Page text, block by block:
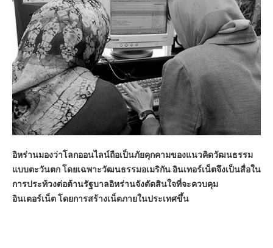
HOME
ซอฟต์แวร์
ข่าว
อบรม
DOWNLOAD
อิหร่านมองว่าโลกออนไลน์ถือเป็นภัยคุกคามของแนวคิดวัฒนธรรม
แบบตะวันตก โดยเฉพาะวัฒนธรรมอเมริกัน อินเทอร์เน็ตจึงเป็นสื่อใน
การประท้วงต่อต้านรัฐบาลอิหร่านจังตัดสินใจที่จะควบคุม
อินเตอร์เน็ต โดยการสร้างเน็ตภายในประเทศขึ้น